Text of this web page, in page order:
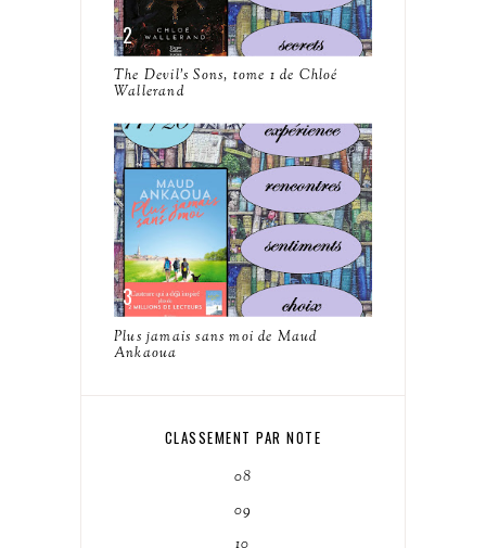
The Devil's Sons, tome 1 de Chloé
Wallerand
Plus jamais sans moi de Maud
Ankaoua
CLASSEMENT PAR NOTE
08
09